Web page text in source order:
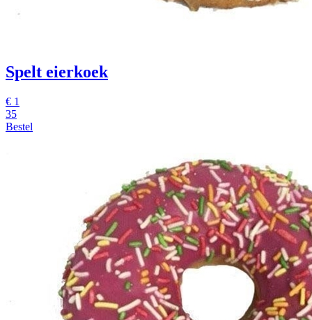
Spelt eierkoek
€ 1
35
Bestel